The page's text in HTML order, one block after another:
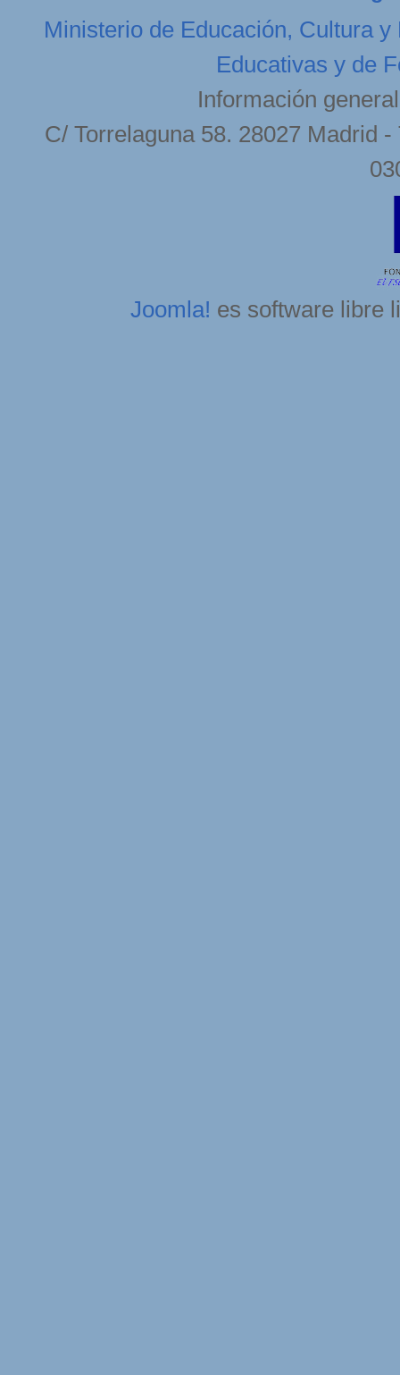
Ministerio de Educación, Cultura y
Educativas y de
Información
C/ Torrelaguna 58. 28027 Madrid
Joomla! es software libre